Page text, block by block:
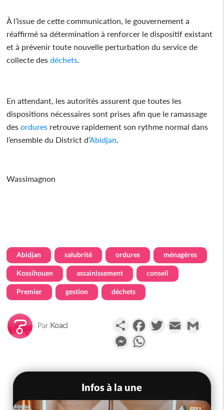
À l’issue de cette communication, le gouvernement a
réaffirmé sa détermination à renforcer le dispositif existant
et à prévenir toute nouvelle perturbation du service de
collecte des déchets
En attendant, les autorités assurent que toutes les
dispositions nécessaires sont prises afin que le ramassage
des ordures retrouve rapidement son rythme normal dans
l’ensemble du District d’Abidjan
Wassimagnon
Abidjan salubrité ordures ménagères
Kossihouen assainissement conseil
Premier gestion déchets
Par Koaci PartagerFacebookTwitterEmail
Messenger
Infos à la une